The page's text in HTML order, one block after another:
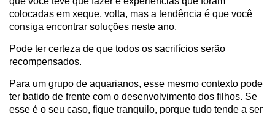
colocadas em xeque, volta, mas a tendência é que você
consiga encontrar soluções neste ano.
Pode ter certeza de que todos os sacrifícios serão
recompensados.
Para um grupo de aquarianos, esse mesmo contexto pode
ter batido de frente com o desenvolvimento dos filhos. Se
esse é o seu caso, fique tranquilo, porque tudo tende a ser